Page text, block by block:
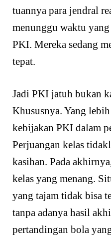
tuannya para jendral
menunggu waktu
PKI. Mereka sedang
tepat.
Jadi PKI jatuh bukan
Khususnya. Yang
kebijakan PKI dalam
Perjuangan kelas
kasihan. Pada
kelas yang menang.
yang tajam tidak bisa
tanpa adanya hasil
pertandingan bola